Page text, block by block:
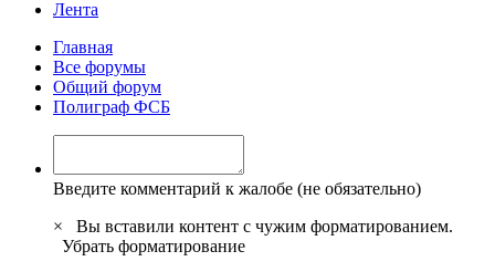
Лента
Главная
Все форумы
Общий форум
Полиграф ФСБ
Введите комментарий к жалобе (не обязательно)
×
Вы вставили контент с чужим форматированием.
Убрать форматирование